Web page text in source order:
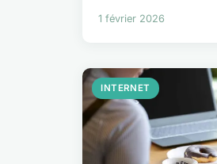
1 février 2026
INTERNET